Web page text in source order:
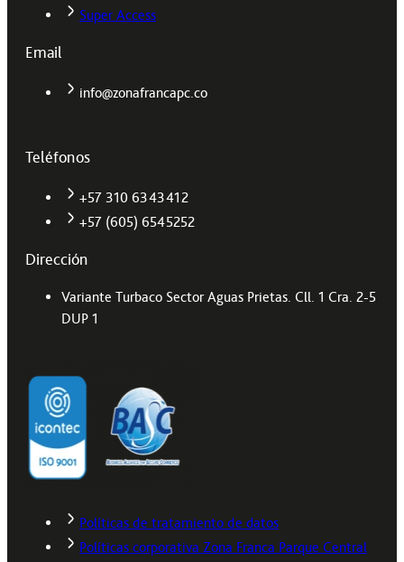
Super Access
Email
info@zonafrancapc.co
Teléfonos
+57 310 6343412
+57 (605) 6545252
Dirección
Variante Turbaco Sector Aguas Prietas. Cll. 1 Cra. 2-5
DUP 1
Políticas de tratamiento de datos
Políticas corporativa Zona Franca Parque Central